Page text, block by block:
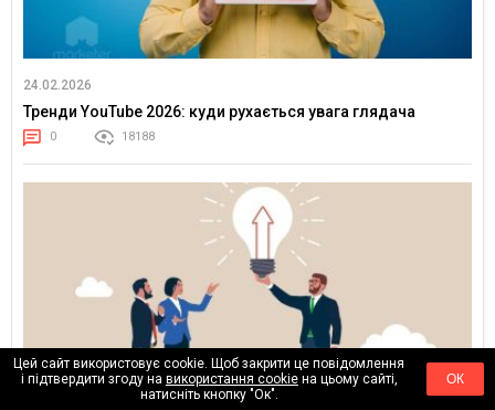
24.02.2026
Тренди YouTube 2026: куди рухається увага глядача
0 18188
Цей сайт використовує cookie. Щоб закрити це повідомлення
і підтвердити згоду на використання cookieна цьому сайті,
натисніть кнопку "Ок".
ОК